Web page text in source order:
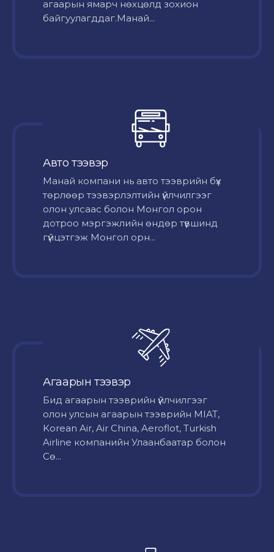
агаарын ямарч нөхцөлд зохион
байгуулагддаг.Манай...
Авто тээвэр
Mанай компани нь авто тээврийн бүх
төрлөөр тээвэрлэлтийн үйлчилгээг
олон улсаас болон Монгол орон
дотроо мэргэжлийн өндөр түвшинд
гүйцэтгэж Монгол орн...
Агаарын тээвэр
Бид агаарын тээврийн үйлчилгээг
олон улсын агаарын тээврийн MIAT,
Korean Air, Air China, Aeroflot, Turkish
Airline компанийн Улаанбаатар болон
Сө...